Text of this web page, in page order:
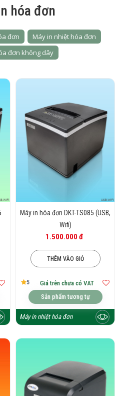
hóa đơn
đơn
Máy in nhiệt hóa đơn
đơn không dây
Máy in hóa đơn DKT-TS085 (USB,
Wifi)
1.500.000 đ
THÊM VÀO GIỎ
5
Giá trên chưa có VAT
Sản phẩm tương tự
Máy in nhiệt hóa đơn